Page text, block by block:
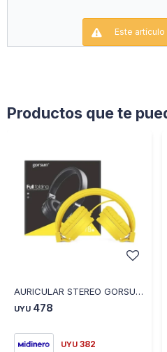
Este
Productos que te
AURICULAR STEREO GORSUN 778 CABLE DE 120CM AMARILLO
UYU 478
UYU 382